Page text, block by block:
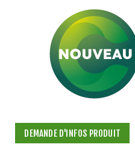
DEMANDE D'INFOS PRODUIT